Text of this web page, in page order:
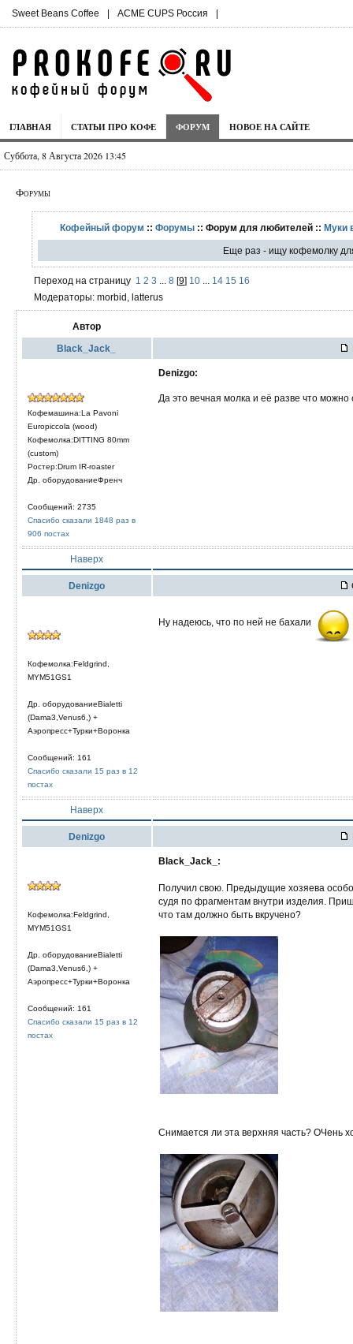
Sweet Beans Coffee | ACME CUPS Россия |
ГЛАВНАЯ СТАТЬИ ПРО КОФЕ ФОРУМ НОВОЕ НА САЙТЕ
Суббота, 8 Августа 2026 13:45
Форумы
Кофейный форум ::Форумы :: Форум для любителей ::Муки
Еще раз - ищу кофемолку
Переход на страницу 1 2 3 8 [9] 10 14 15 16
Модераторы: morbid, latterus
Автор
Black_Jack_
Кофемашина:La Pavoni
Europiccola (wood)
Кофемолка:DITTING 80mm
(custom)
Ростер:Drum IR-roaster
Др. оборудованиеФренч
Сообщений: 2735
Спасибо сказали 1848 раз в
906 постах
Denizgo:
Да это вечная молка и её разве что
Наверх
Denizgo
Кофемолка:Feldgrind,
MYM51GS1
Др. оборудованиеBialetti
(Dama3,Venus6,) +
Аэропресс+Турки+Воронка
Сообщений: 161
Спасибо сказали 15 раз в 12
постах
Ну надеюсь, что по ней не бахали
Наверх
Denizgo
Кофемолка:Feldgrind,
MYM51GS1
Др. оборудованиеBialetti
(Dama3,Venus6,) +
Аэропресс+Турки+Воронка
Сообщений: 161
Спасибо сказали 15 раз в 12
постах
Black_Jack_:
Получил свою. Предыдущие хозяева
судя по фрагментам внутри изделия.
что там должно быть вкручено?
Снимается ли эта верхняя часть? ОЧень